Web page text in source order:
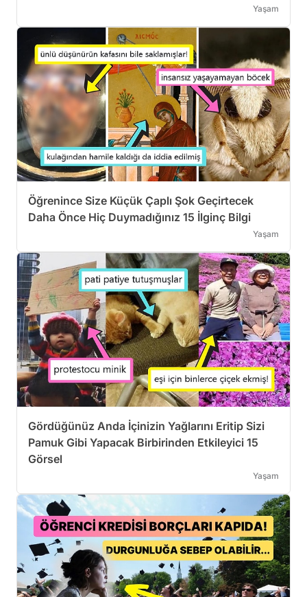
Yaşam
Öğrenince Size Küçük Çaplı Şok Geçirtecek
Daha Önce Hiç Duymadığınız 15 İlginç Bilgi
Yaşam
Gördüğünüz Anda İçinizin Yağlarını Eritip Sizi
Pamuk Gibi Yapacak Birbirinden Etkileyici 15
Görsel
Yaşam